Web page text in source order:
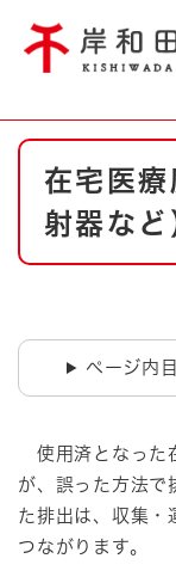
やさしい日本語
防災・
ハザー
本
在宅医療
射器など
ページ内
使用済となった
が、誤った方法で
た排出は、収集・
つながります。